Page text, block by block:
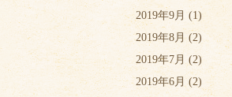
2019年9月 (1)
2019年8月 (2)
2019年7月 (2)
2019年6月 (2)